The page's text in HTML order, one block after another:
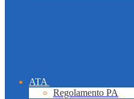
ATA
Regolamento PA